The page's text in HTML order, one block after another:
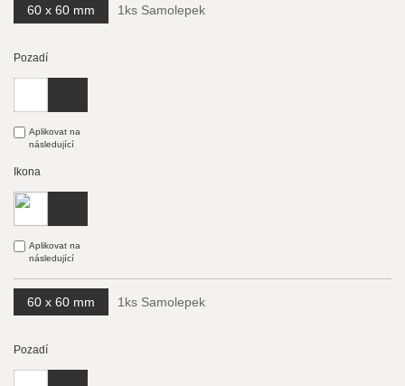
60 x 60 mm 1ks Samolepek
Pozadí
Aplikovat na
následující
Ikona
Aplikovat na
následující
60 x 60 mm 1ks Samolepek
Pozadí